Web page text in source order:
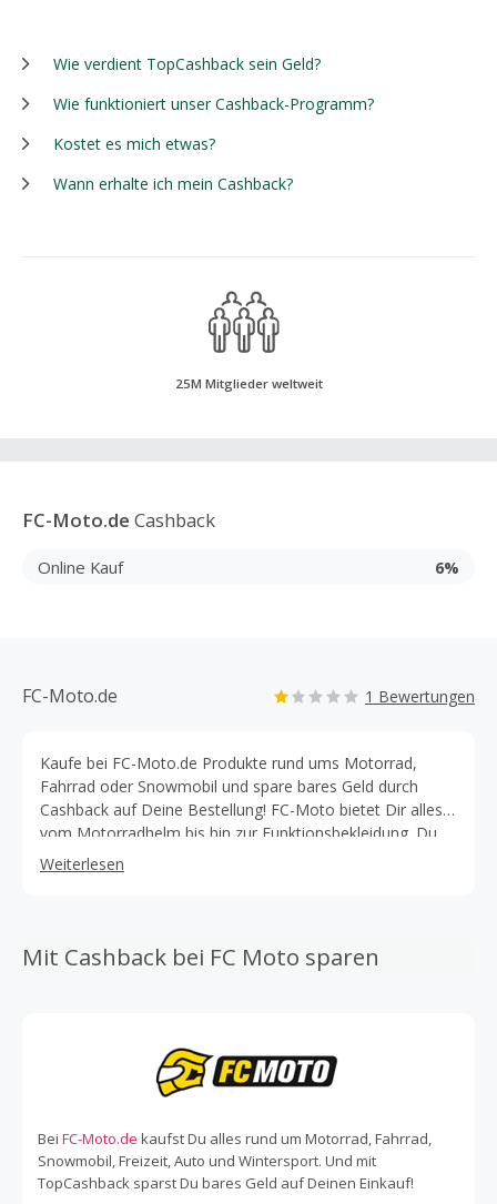
Wie verdient TopCashback sein Geld?
Wie funktioniert unser Cashback-Programm?
Kostet es mich etwas?
Wann erhalte ich mein Cashback?
25M Mitglieder weltweit
FC-Moto.de Cashback
Online Kauf 6%
FC-Moto.de 1 Bewertungen
Kaufe bei FC-Moto.de Produkte rund ums Motorrad,
Fahrrad oder Snowmobil und spare bares Geld durch
Cashback auf Deine Bestellung! FC-Moto bietet Dir alles
vom Motorradhelm bis hin zur Funktionsbekleidung. Du
bist auf der Suche nach Motorradbekleidung? Bei FC-
Moto findest Du sowohl Damen- als Herrenbekleidung
Outdoorbekleidung wie Westen und Funktionsbekleidung
sowie Wintersportartikel sind erhältlich. Schaue Dich im
Angebot zu schätzen weißt, dann schau auch im Sale von
FC-Moto vorbei. Hier findest Du eine Vielzahl an
Produkten von Helmen bis hin zu Taschen und sicherst
Du zudem Dein Modell eingeben und so direkt passende
Produktvorschläge erhalten! Auch eine super Idee, wenn
Du nach einem passenden Geschenk für den
Weiterlesen
Mit Cashback bei FC Moto sparen
Bei FC-Moto.de kaufst Du alles rund um Motorrad, Fahrrad,
Snowmobil, Freizeit, Auto und Wintersport. Und mit
TopCashback sparst Du bares Geld auf Deinen Einkauf!